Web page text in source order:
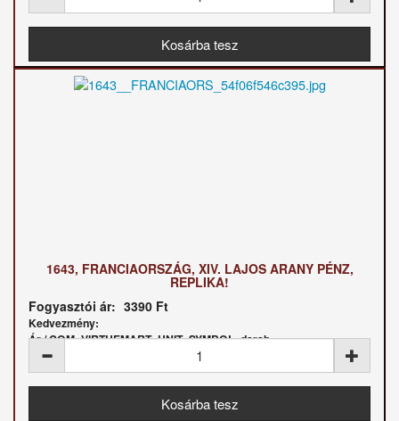
1643, FRANCIAORSZÁG, XIV. LAJOS ARANY PÉNZ,
REPLIKA!
Fogyasztói ár: 3390 Ft
Kedvezmény:
Ár / COM_VIRTUEMART_UNIT_SYMBOL_darab: